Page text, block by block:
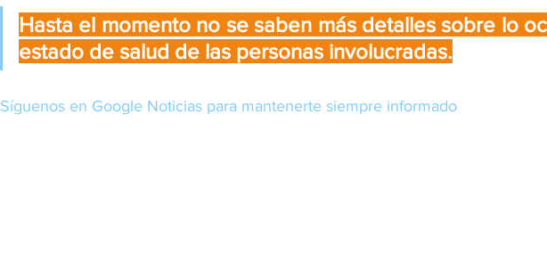
Hasta el momento no se saben más detalles sobre lo
estado de salud de las personas involucradas.
Síguenos en Google Noticias para mantenerte siempre informado